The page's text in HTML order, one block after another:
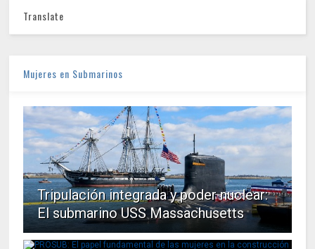
Translate
Mujeres en Submarinos
Tripulación integrada y poder nuclear:
El submarino USS Massachusetts